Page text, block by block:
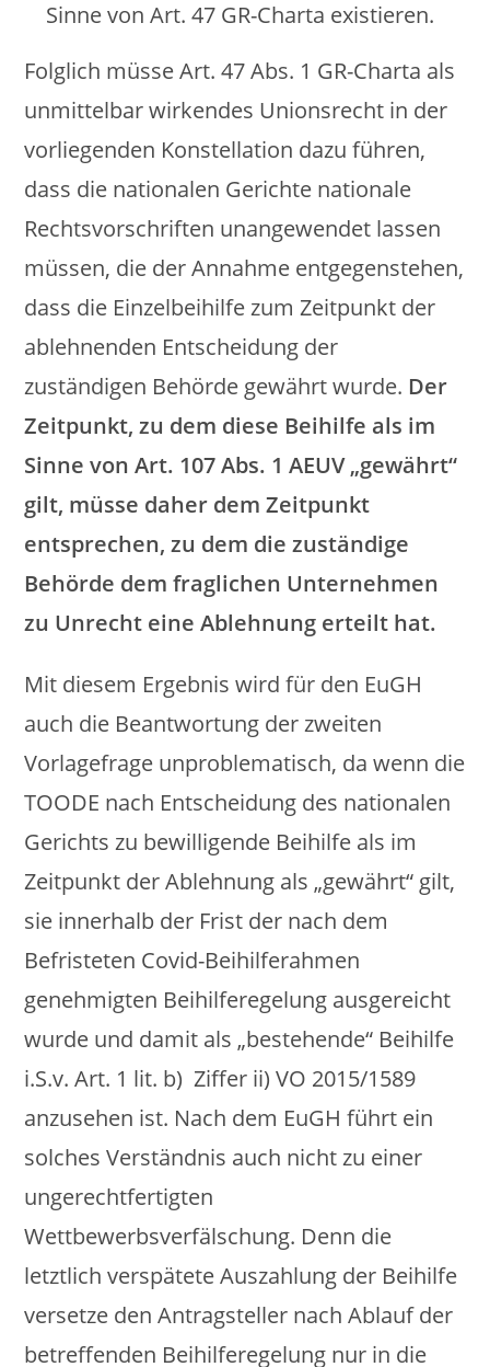
Sinne von Art. 47 GR-Charta existieren.
Folglich müsse Art. 47 Abs. 1 GR-Charta als
unmittelbar wirkendes Unionsrecht in der
vorliegenden Konstellation dazu führen,
dass die nationalen Gerichte nationale
Rechtsvorschriften unangewendet lassen
müssen, die der Annahme entgegenstehen,
dass die Einzelbeihilfe zum Zeitpunkt der
ablehnenden Entscheidung der
zuständigen Behörde gewährt wurde. Der
Zeitpunkt, zu dem diese Beihilfe als im
Sinne von Art. 107 Abs. 1 AEUV „gewährt“
gilt, müsse daher dem Zeitpunkt
entsprechen, zu dem die zuständige
Behörde dem fraglichen Unternehmen
zu Unrecht eine Ablehnung erteilt hat.
Mit diesem Ergebnis wird für den EuGH
auch die Beantwortung der zweiten
Vorlagefrage unproblematisch, da wenn die
TOODE nach Entscheidung des nationalen
Gerichts zu bewilligende Beihilfe als im
Zeitpunkt der Ablehnung als „gewährt“ gilt,
sie innerhalb der Frist der nach dem
Befristeten Covid-Beihilferahmen
genehmigten Beihilferegelung ausgereicht
wurde und damit als „bestehende“ Beihilfe
i.S.v. Art. 1 lit. b) Ziffer ii) VO 2015/1589
anzusehen ist. Nach dem EuGH führt ein
solches Verständnis auch nicht zu einer
ungerechtfertigten
Wettbewerbsverfälschung. Denn die
letztlich verspätete Auszahlung der Beihilfe
versetze den Antragsteller nach Ablauf der
betreffenden Beihilferegelung nur in die